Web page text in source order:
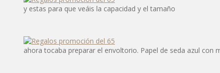
y estas para que veáis la capacidad y el tamaño
ahora tocaba preparar el envoltorio. Papel de seda azul con